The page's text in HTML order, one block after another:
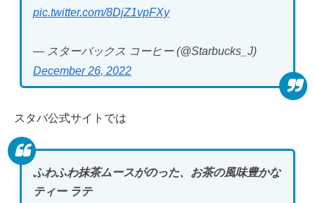
pic.twitter.com/8DjZ1vpFXy
— スターバックス コーヒー (@Starbucks_J)
December 26, 2022
スタバ公式サイトでは
ふわふわ抹茶ムースがのった、お茶の風味豊かな
ティー ラテ